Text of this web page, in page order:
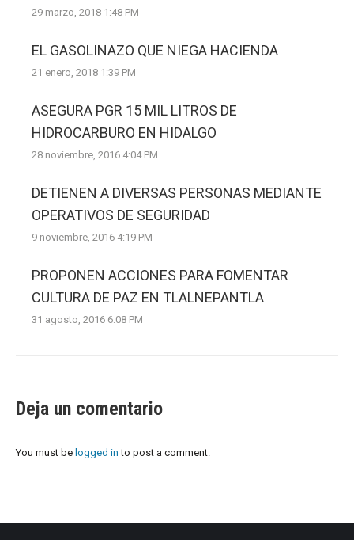
29 marzo, 2018 1:48 PM
EL GASOLINAZO QUE NIEGA HACIENDA
21 enero, 2018 1:39 PM
ASEGURA PGR 15 MIL LITROS DE
HIDROCARBURO EN HIDALGO
28 noviembre, 2016 4:04 PM
DETIENEN A DIVERSAS PERSONAS MEDIANTE
OPERATIVOS DE SEGURIDAD
9 noviembre, 2016 4:19 PM
PROPONEN ACCIONES PARA FOMENTAR
CULTURA DE PAZ EN TLALNEPANTLA
31 agosto, 2016 6:08 PM
Deja un comentario
You must be logged in to post a comment.